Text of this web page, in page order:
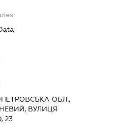
ОБЛ.,
ВУЛИЦЯ
23